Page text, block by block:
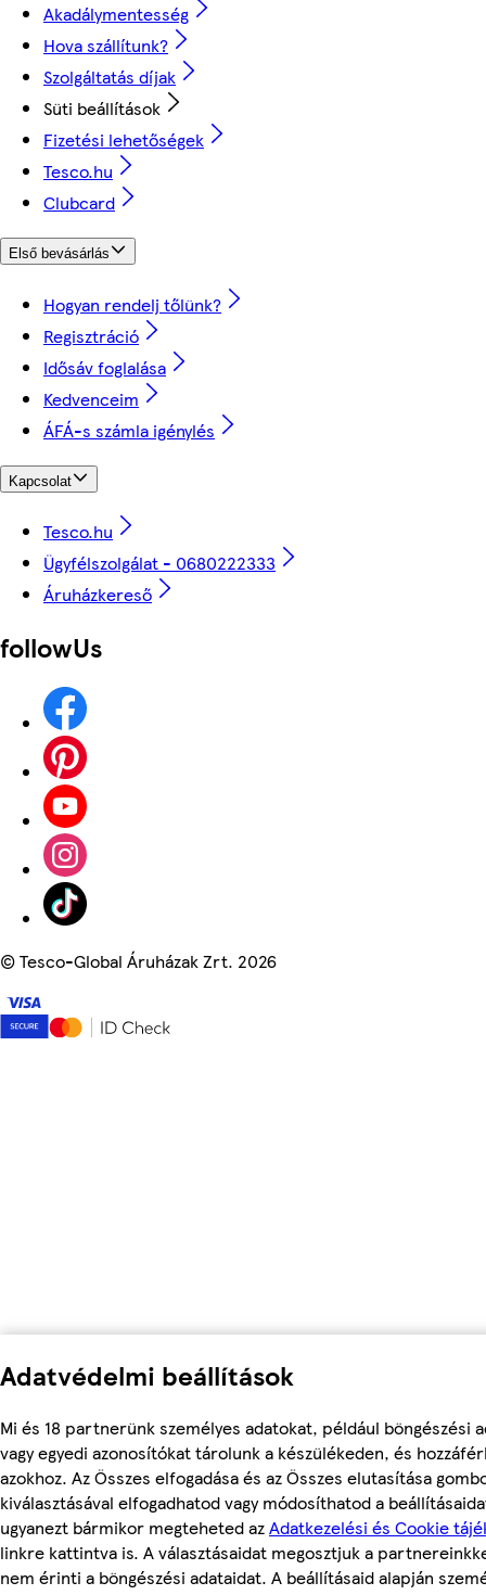
Adatvédelmi beállítások
Mi és 18 partnerünk személyes adatokat, például böngészési
vagy egyedi azonosítókat tárolunk a készülékeden, és
azokhoz. Az Összes elfogadása és az Összes elutasítása
kiválasztásával elfogadhatod vagy módosíthatod a
ugyanezt bármikor megteheted azAdatkezelési és Cookie
linkre kattintva is. A választásaidat megosztjuk a
nem érinti a böngészési adataidat. A beállításaid alapján
Akadálymentesség
Hova szállítunk?
Szolgáltatás díjak
Süti beállítások
Fizetési lehetőségek
Tesco.hu
Clubcard
Első bevásárlás
Hogyan rendelj tőlünk?
Regisztráció
Idősáv foglalása
Kedvenceim
ÁFÁ-s számla igénylés
Kapcsolat
Tesco.hu
Ügyfélszolgálat - 0680222333
Áruházkereső
followUs
©Tesco-Global Áruházak Zrt. 2026